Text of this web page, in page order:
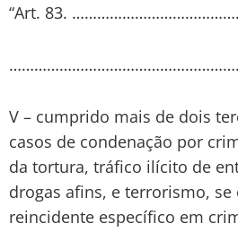
“Art. 83.
V – cumprido mais de dois
casos de condenação por
da tortura, tráfico ilícito de
drogas afins, e terrorismo,
reincidente específico em